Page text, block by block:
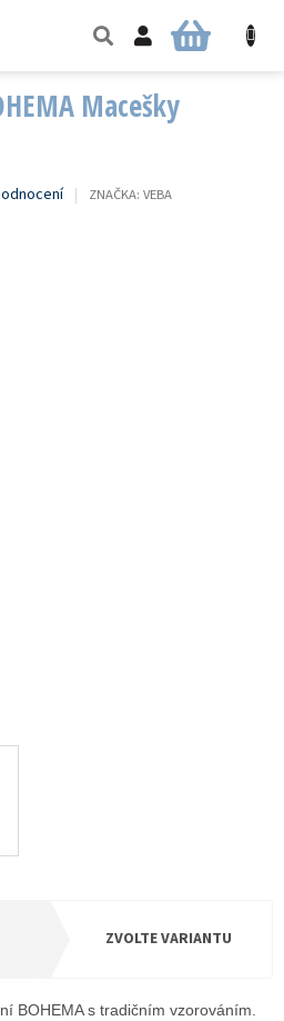
NÁKUPNÍ
Macešky
ZNAČKA: VEBA
ZVOLTE VARIANTU
BOHEMA s tradičním vzorováním.